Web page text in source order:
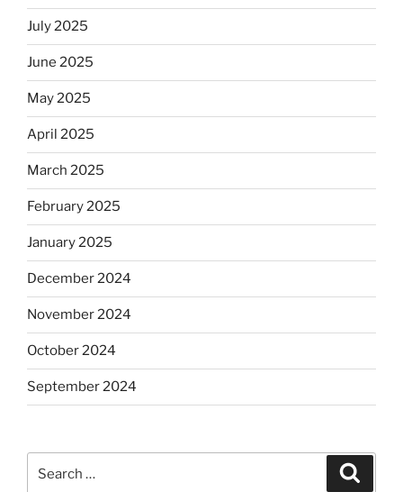
July 2025
June 2025
May 2025
April 2025
March 2025
February 2025
January 2025
December 2024
November 2024
October 2024
September 2024
for: